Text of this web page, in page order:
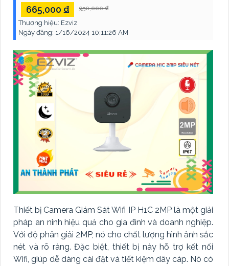
665,000 ₫ 950,000 ₫
Thương hiệu: Ezviz
Ngày đăng: 1/16/2024 10:11:26 AM
Thiết bị Camera Giám Sát Wifi IP H1C 2MP là một giải
pháp an ninh hiệu quả cho gia đình và doanh nghiệp.
Với độ phân giải 2MP, nó cho chất lượng hình ảnh sắc
nét và rõ ràng. Đặc biệt, thiết bị này hỗ trợ kết nối
Wifi, giúp dễ dàng cài đặt và tiết kiệm dây cáp. Nó có